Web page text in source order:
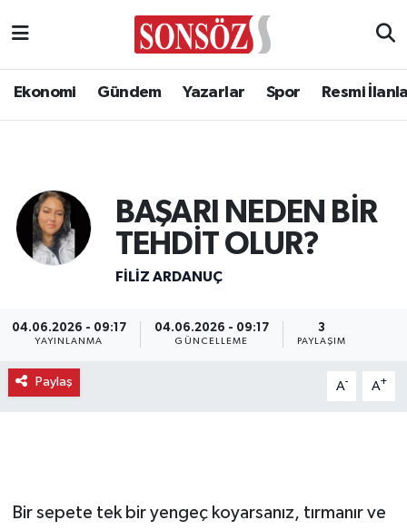
Ekonomi Gündem Yazarlar Spor Resmi
BAŞARI NEDEN BİR
TEHDİT OLUR?
FILIZ ARDANUÇ
04.06.2026 - 09:17
YAYINLANMA
04.06.2026 - 09:17
GÜNCELLEME
3
PAYLAŞIM
Paylaş A- A+
Bir sepete tek bir yengeç koyarsanız, tırmanır ve